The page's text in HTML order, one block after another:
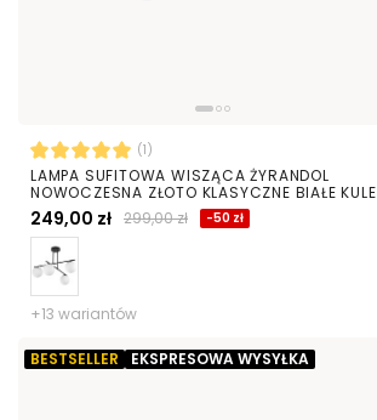
(1)
LAMPA SUFITOWA WISZĄCA ŻYRANDOL
NOWOCZESNA ZŁOTO KLASYCZNE BIAŁE KULE
LEDO 4
249,00 zł 299,00 zł -50 zł
+13 wariantów
BESTSELLER EKSPRESOWA WYSYŁKA